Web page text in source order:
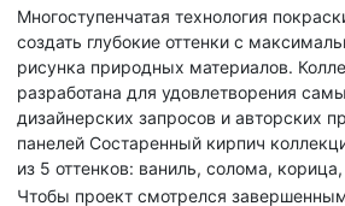
Многоступенчатая технология
создать глубокие оттенки с
рисунка природных материалов.
разработана для удовлетворения
дизайнерских запросов и авторских
панелей Состаренный кирпич
из 5 оттенков: ваниль, солома,
Чтобы проект смотрелся